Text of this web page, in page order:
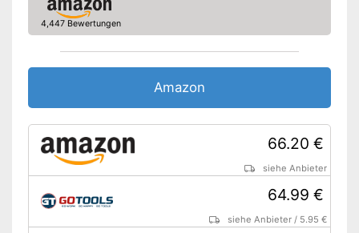
4,447 Bewertungen
Amazon
66.20 €
siehe Anbieter
64.99 €
siehe Anbieter / 5.95 €